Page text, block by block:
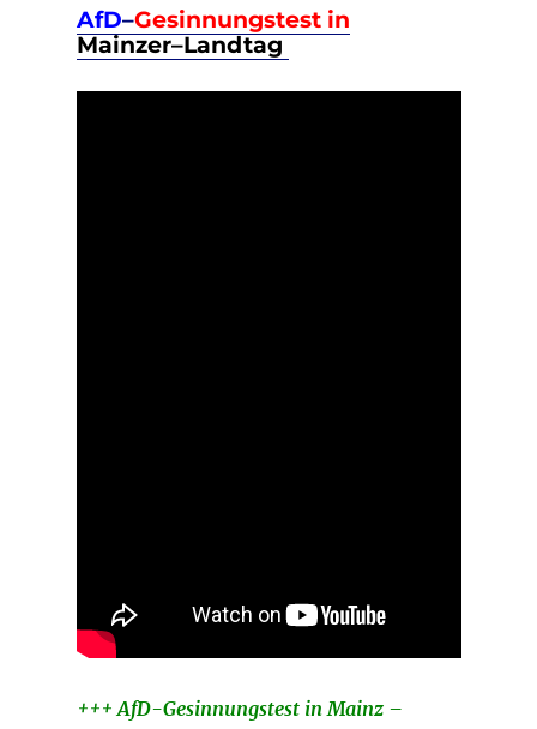
AfD–Gesinnungstest in
Mainzer–Landtag
+++ AfD-Gesinnungstest in Mainz –